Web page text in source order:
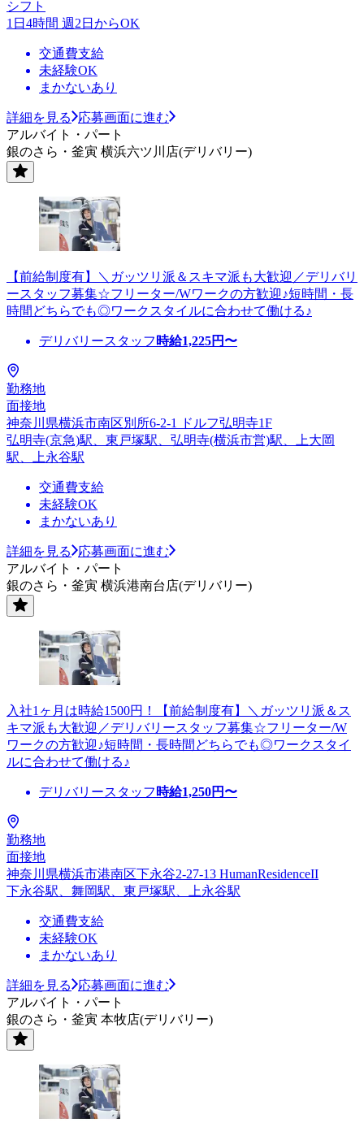
シフト
1日4時間 週2日からOK
交通費支給
未経験OK
まかないあり
詳細を見る
応募画面に進む
アルバイト・パート
銀のさら・釜寅 横浜六ツ川店(デリバリー)
【前給制度有】＼ガッツリ派＆スキマ派も大歓迎／デリバリ
ースタッフ募集☆フリーター/Wワークの方歓迎♪短時間・長
時間どちらでも◎ワークスタイルに合わせて働ける♪
デリバリースタッフ 時給1,225円〜
勤務地
面接地
神奈川県横浜市南区別所6-2-1 ドルフ弘明寺1F
弘明寺(京急)駅、東戸塚駅、弘明寺(横浜市営)駅、上大岡
駅、上永谷駅
交通費支給
未経験OK
まかないあり
詳細を見る
応募画面に進む
アルバイト・パート
銀のさら・釜寅 横浜港南台店(デリバリー)
入社1ヶ月は時給1500円！【前給制度有】＼ガッツリ派＆ス
キマ派も大歓迎／デリバリースタッフ募集☆フリーター/W
ワークの方歓迎♪短時間・長時間どちらでも◎ワークスタイ
ルに合わせて働ける♪
デリバリースタッフ 時給1,250円〜
勤務地
面接地
神奈川県横浜市港南区下永谷2-27-13 HumanResidenceII
下永谷駅、舞岡駅、東戸塚駅、上永谷駅
交通費支給
未経験OK
まかないあり
詳細を見る
応募画面に進む
アルバイト・パート
銀のさら・釜寅 本牧店(デリバリー)